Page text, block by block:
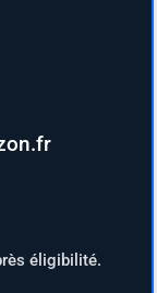
éligibilité.